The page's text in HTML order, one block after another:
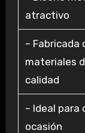
atractivo
– Fabricada
materiales
calidad
– Ideal para
ocasión